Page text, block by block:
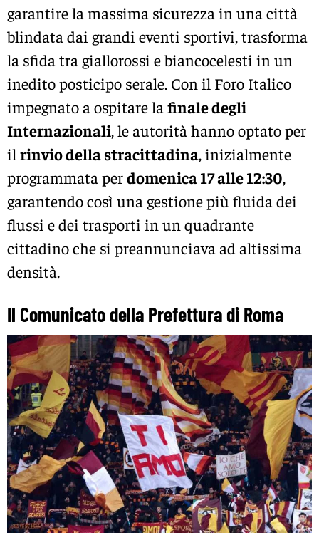
garantire la massima sicurezza in una città
blindata dai grandi eventi sportivi, trasforma
la sfida tra giallorossi e biancocelesti in un
inedito posticipo serale. Con il Foro Italico
impegnato a ospitare la finale degli
Internazionali, le autorità hanno optato per
il rinvio della stracittadina, inizialmente
programmata perdomenica 17 alle 12:30,
garantendo così una gestione più fluida dei
flussi e dei trasporti in un quadrante
cittadino che si preannunciava ad altissima
densità.
Il Comunicato della Prefettura di Roma